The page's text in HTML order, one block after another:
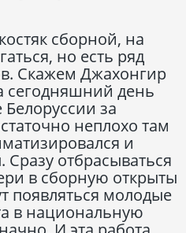
сборной, на
но есть ряд
Скажем Джахонгир
сегодняшний день
за
неплохо там
и
Сразу отбрасываться
в сборную открыты
появляться молодые
в национальную